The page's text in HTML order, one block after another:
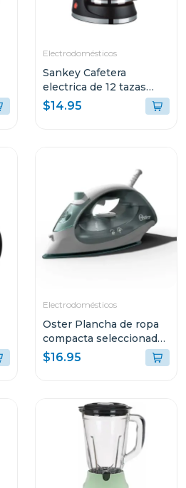
Electrodomésticos
Sankey Cafetera
electrica de 12 tazas
filtro permamente
$14.95
Electrodomésticos
Oster Plancha de ropa
compacta seleccionador
de tela 5002
$16.95